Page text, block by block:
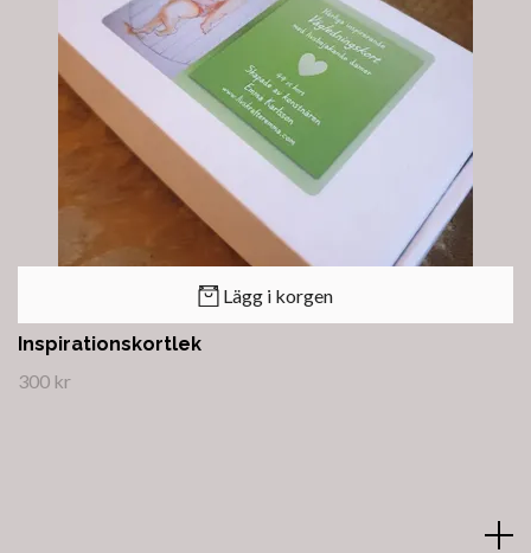
Lägg i korgen
Inspirationskortlek
300 kr